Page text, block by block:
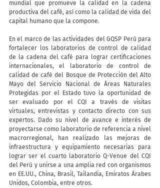
mundial que promueve la calidad en la cadena
productiva del café, así como la calidad de vida del
capital humano que la compone.
En el marco de las actividades del GQSP Perú para
fortalecer los laboratorios de control de calidad
de la cadena del café para lograr certificaciones
internacionales, el laboratorio de control de
calidad de café del Bosque de Protección del Alto
Mayo del Servicio Nacional de Áreas Naturales
Protegidas por el Estado tuvo la oportunidad de
ser evaluado por el CQI a través de visitas
virtuales, entrevistas y contacto directo con sus
expertos. Dado su nivel de avance e interés de
proyectarse como laboratorio de referencia a nivel
macrorregional, han realizado las mejoras de
infraestructura y equipamiento necesarias para
lograr ser el cuarto laboratorio Q-Venue del CQI
del Perú y unirse a una amplia red con organismos
en EE.UU., China, Brasil, Tailandia, Emiratos Árabes
Unidos, Colombia, entre otros.